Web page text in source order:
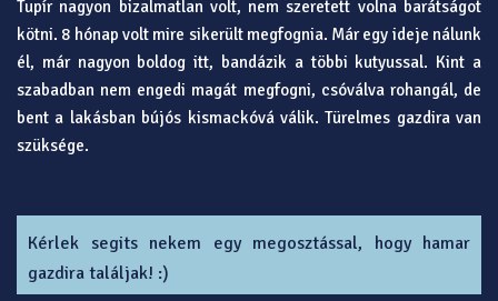
Tupír nagyon bizalmatlan volt, nem szeretett volna barátságot
kötni. 8 hónap volt mire sikerült megfognia. Már egy ideje nálunk
él, már nagyon boldog itt, bandázik a többi kutyussal. Kint a
szabadban nem engedi magát megfogni, csóválva rohangál, de
bent a lakásban bújós kismackóvá válik. Türelmes gazdira van
szüksége.
Kérlek segits nekem egy megosztással, hogy hamar
gazdira találjak! :)